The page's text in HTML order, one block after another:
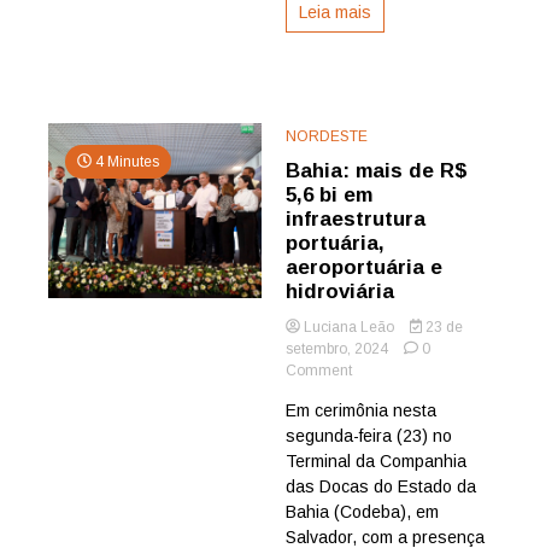
Leia mais
4 Minutes
NORDESTE
Bahia: mais de R$
5,6 bi em
infraestrutura
portuária,
aeroportuária e
hidroviária
Luciana Leão
23 de
setembro, 2024
0
Commenton
mais
de
R$
em
infraestrutura
Em cerimônia nesta
segunda-feira (23) no
Terminal da Companhia
das Docas do Estado da
Bahia (Codeba), em
Salvador, com a presença